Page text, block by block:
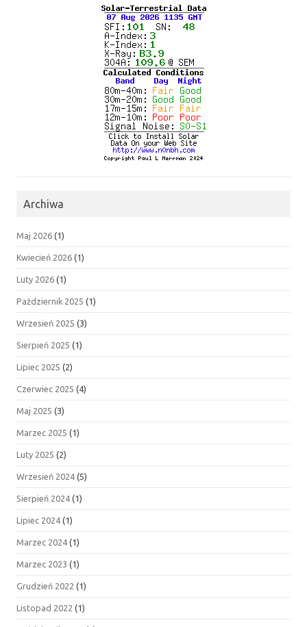
Archiwa
Maj 2026 (1)
Kwiecień 2026 (1)
Luty 2026 (1)
Październik 2025 (1)
Wrzesień 2025 (3)
Sierpień 2025 (1)
Lipiec 2025 (2)
Czerwiec 2025 (4)
Maj 2025 (3)
Marzec 2025 (1)
Luty 2025 (2)
Wrzesień 2024 (5)
Sierpień 2024 (1)
Lipiec 2024 (1)
Marzec 2024 (1)
Marzec 2023 (1)
Grudzień 2022 (1)
Listopad 2022 (1)